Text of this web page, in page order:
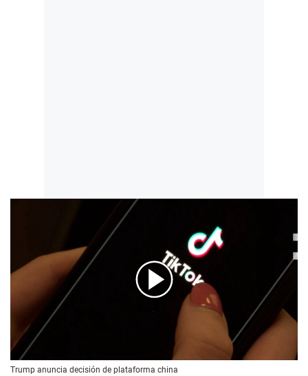
Trump anuncia decisión de plataforma china